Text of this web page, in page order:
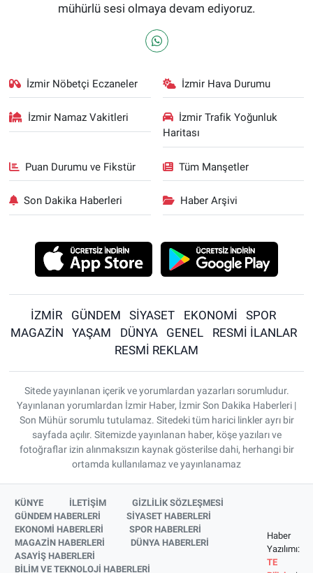
mühürlü sesi olmaya devam ediyoruz.
İzmir Nöbetçi Eczaneler İzmir Hava Durumu
İzmir Namaz Vakitleri
İzmir Trafik Yoğunluk
Haritası
Puan Durumu ve Fikstür Tüm Manşetler
Son Dakika Haberleri Haber Arşivi
İZMİR GÜNDEM SİYASET EKONOMİ
SPOR
MAGAZİN
YAŞAM DÜNYA GENEL
RESMİ İLANLAR
RESMİ REKLAM
Sitede yayınlanan içerik ve yorumlardan yazarları sorumludur.
Yayınlanan yorumlardan İzmir Haber, İzmir Son Dakika Haberleri |
Son Mühür sorumlu tutulamaz. Sitedeki tüm harici linkler ayrı bir
sayfada açılır. Sitemizde yayınlanan haber, köşe yazıları ve
fotoğraflar izin alınmaksızın kaynak gösterilse dahi, herhangi bir
ortamda kullanılamaz ve yayınlanamaz
KÜNYE İLETİŞİM
GİZLİLİK SÖZLEŞMESİ
GÜNDEM HABERLERİ
SİYASET HABERLERİ
EKONOMİ HABERLERİ
SPOR HABERLERİ
MAGAZİN HABERLERİ
DÜNYA HABERLERİ
ASAYİŞ HABERLERİ
BİLİM VE TEKNOLOJİ HABERLERİ
Haber
Yazılımı:
TE